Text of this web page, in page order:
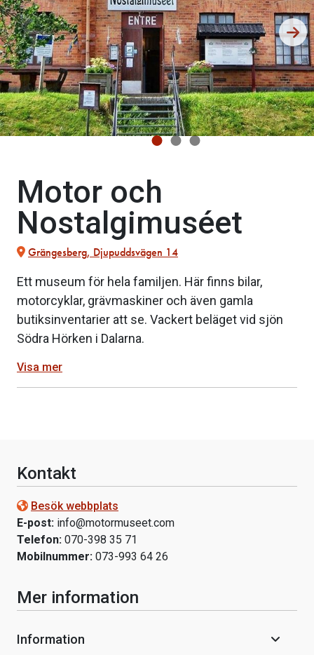
Motor och
Nostalgimuséet
Grängesberg, Djupuddsvägen 14
Ett museum för hela familjen. Här finns bilar,
motorcyklar, grävmaskiner och även gamla
butiksinventarier att se. Vackert beläget vid sjön
Södra Hörken i Dalarna.
Visa mer
Kontakt
Besök webbplats
E-post: info@motormuseet.com
Telefon: 070-398 35 71
Mobilnummer: 073-993 64 26
Mer information
Information